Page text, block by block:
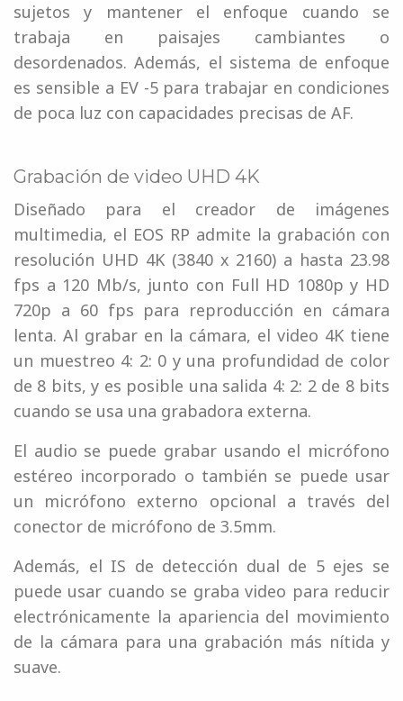
sujetos y mantener el enfoque cuando se
trabaja en paisajes cambiantes o
desordenados. Además, el sistema de enfoque
es sensible a EV -5 para trabajar en condiciones
de poca luz con capacidades precisas de AF.
Grabación de video UHD 4K
Diseñado para el creador de imágenes
multimedia, el EOS RP admite la grabación con
resolución UHD 4K (3840 x 2160) a hasta 23.98
fps a 120 Mb/s, junto con Full HD 1080p y HD
720p a 60 fps para reproducción en cámara
lenta. Al grabar en la cámara, el video 4K tiene
un muestreo 4: 2: 0 y una profundidad de color
de 8 bits, y es posible una salida 4: 2: 2 de 8 bits
cuando se usa una grabadora externa.
El audio se puede grabar usando el micrófono
estéreo incorporado o también se puede usar
un micrófono externo opcional a través del
conector de micrófono de 3.5mm.
Además, el IS de detección dual de 5 ejes se
puede usar cuando se graba video para reducir
electrónicamente la apariencia del movimiento
de la cámara para una grabación más nítida y
suave.